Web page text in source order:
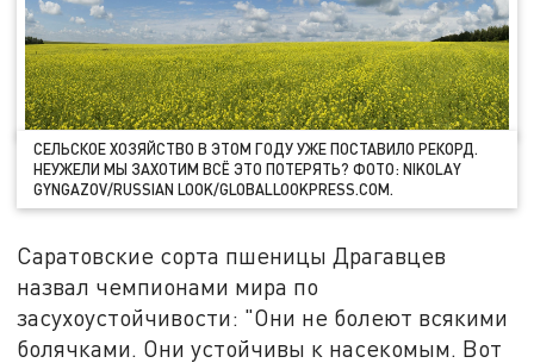
СЕЛЬСКОЕ ХОЗЯЙСТВО В ЭТОМ ГОДУ УЖЕ ПОСТАВИЛО РЕКОРД.
НЕУЖЕЛИ МЫ ЗАХОТИМ ВСЁ ЭТО ПОТЕРЯТЬ? ФОТО: NIKOLAY
GYNGAZOV/RUSSIAN LOOK/GLOBALLOOKPRESS.COM.
Саратовские сорта пшеницы Драгавцев
назвал чемпионами мира по
засухоустойчивости: "Они не болеют всякими
болячками. Они устойчивы к насекомым. Вот